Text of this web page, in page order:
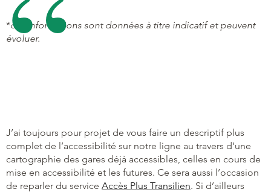
*ces informations sont données à titre indicatif et peuvent
évoluer.
J’ai toujours pour projet de vous faire un descriptif plus
complet de l’accessibilité sur notre ligne au travers d’une
cartographie des gares déjà accessibles, celles en cours de
mise en accessibilité et les futures. Ce sera aussi l’occasion
de reparler du service Accès Plus Transilien. Si d’ailleurs